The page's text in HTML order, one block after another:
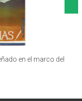
en el marco del